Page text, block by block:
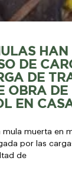
HAN
DE
DE
OBRA DE
EN
mula muerta en
por las
de